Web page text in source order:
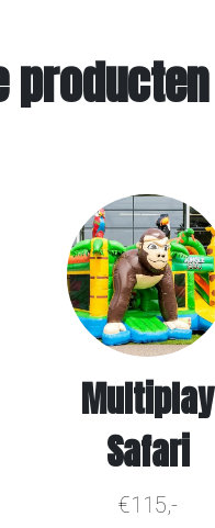
producten
Multiplay
Safari
€115,-